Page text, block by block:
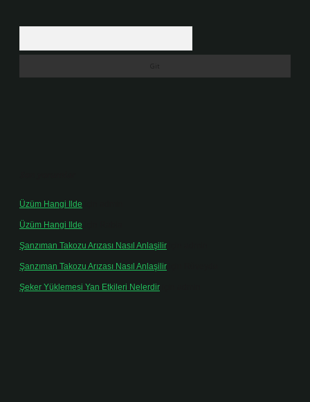
Üzüm Hangi Ilde
Üzüm Hangi Ilde
Şanzıman Takozu Arızası Nasıl Anlaşilir
Şanzıman Takozu Arızası Nasıl Anlaşilir
Şeker Yüklemesi Yan Etkileri Nelerdir